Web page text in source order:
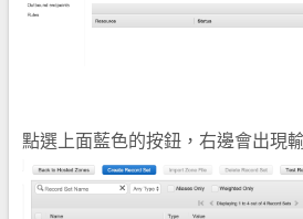
點選上面藍色的按鈕，右邊會出現